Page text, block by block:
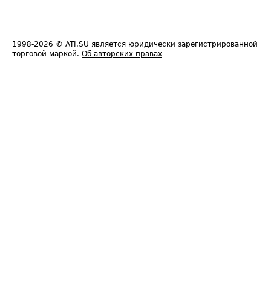
1998-2026 © ATI.SU является юридически зарегистрированной
торговой маркой. Об авторских правах